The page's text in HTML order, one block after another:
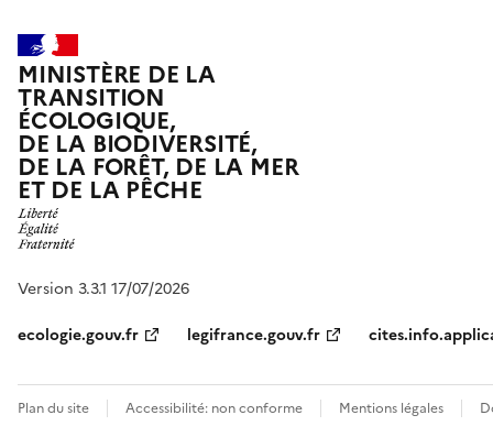
MINISTÈRE DE LA
TRANSITION
ÉCOLOGIQUE,
DE LA BIODIVERSITÉ,
DE LA FORÊT, DE LA MER
ET DE LA PÊCHE
Version 3.3.1 17/07/2026
ecologie.gouv.fr
legifrance.gouv.fr
Plan du site Accessibilité: non conforme Mentions légales